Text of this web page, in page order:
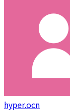
hyper.ocn